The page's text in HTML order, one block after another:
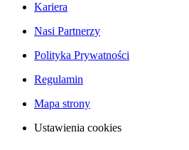
Kariera
Nasi Partnerzy
Polityka Prywatności
Regulamin
Mapa strony
Ustawienia cookies